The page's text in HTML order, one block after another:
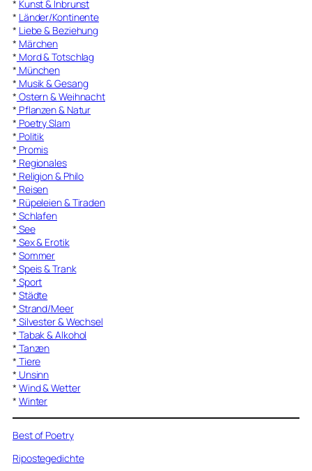
* Kunst & Inbrunst
* Länder/Kontinente
* Liebe & Beziehung
* Märchen
* Mord & Totschlag
* München
* Musik & Gesang
* Ostern & Weihnacht
* Pflanzen & Natur
* Poetry Slam
* Politik
* Promis
* Regionales
* Religion & Philo
* Reisen
* Rüpeleien & Tiraden
* Schlafen
* See
* Sex & Erotik
* Sommer
* Speis & Trank
* Sport
* Städte
* Strand/Meer
* Silvester & Wechsel
* Tabak & Alkohol
* Tanzen
* Tiere
* Unsinn
* Wind & Wetter
* Winter
Best of Poetry
Ripostegedichte